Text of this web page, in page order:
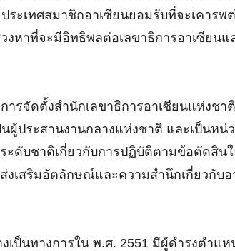
ระเทศสมาชิกอาเซียนยอมรับที่จะเคาร
หาที่จะมีอิทธิพลต่อเลขาธิการอาเซียน
ดตั้งสำนักเลขาธิการอาเซียนแห่งชาติ
ผู้ประสานงานกลางแห่งชาติ และเป็นหน่
ะดับชาติเกี่ยวกับการปฏิบัติตามข้อตัดสิน
เสริมอัตลักษณ์และความสำนึกเกี่ยวกับ
นทางการใน พ.ศ. 2551 มีผู้ดำรงตำแห